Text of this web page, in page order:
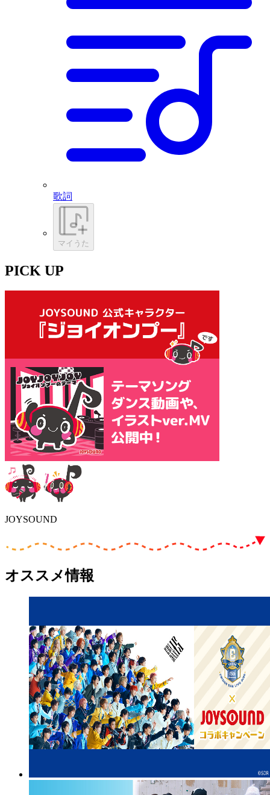
歌詞
マイうた
PICK UP
JOYSOUND
オススメ情報